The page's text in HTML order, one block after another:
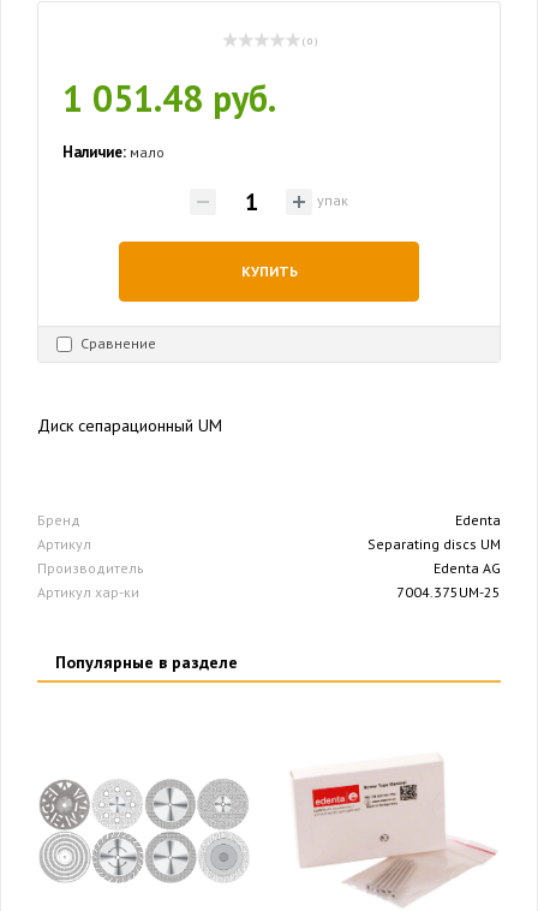
( 0 )
1 051.48 руб.
Наличие: мало
упак
КУПИТЬ
Сравнение
Диск сепарационный UM
Бренд
Edenta
Артикул
Separating discs UM
Производитель
Edenta AG
Артикул хар-ки
7004.375UM-25
Популярные в разделе